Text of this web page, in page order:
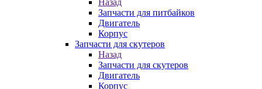
Назад
Запчасти для питбайков
Двигатель
Корпус
Запчасти для скутеров
Назад
Запчасти для скутеров
Двигатель
Корпус